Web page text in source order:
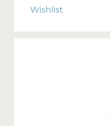
Wishlist